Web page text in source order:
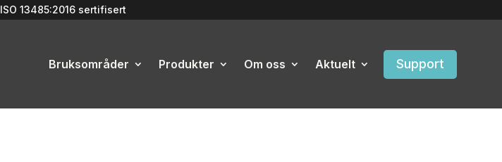
ISO 13485:2016sertifisert
Bruksområder Produkter Om oss Aktuelt Support